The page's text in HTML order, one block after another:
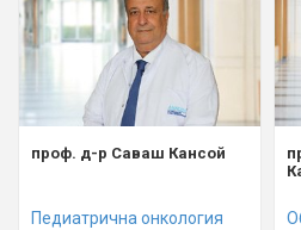
проф. д-р Саваш Кансой
Педиатрична онкология